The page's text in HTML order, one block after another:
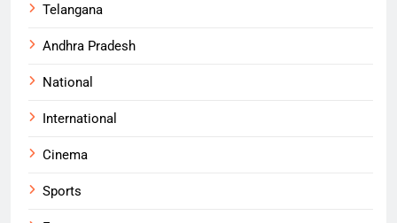
Telangana
Andhra Pradesh
National
International
Cinema
Sports